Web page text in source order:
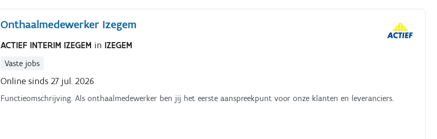
Onthaalmedewerker Izegem
ACTIEF INTERIM IZEGEM in IZEGEM
Vaste jobs
Online sinds 27 jul. 2026
Functieomschrijving. Als onthaalmedewerker ben jij het eerste aanspreekpunt voor onze klanten en leveranciers.